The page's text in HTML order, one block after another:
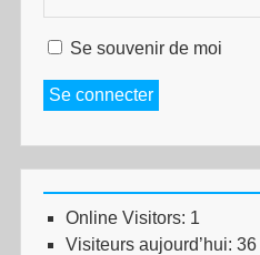
Se souvenir de moi
Se connecter
Online Visitors: 1
Visiteurs aujourd’hui: 36